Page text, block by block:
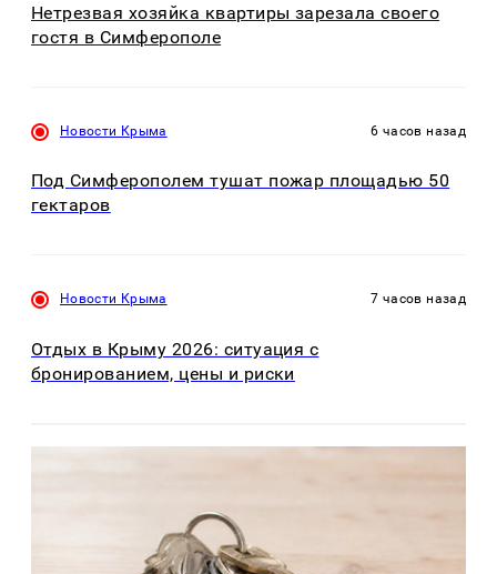
Нетрезвая хозяйка квартиры зарезала своего
гостя в Симферополе
Новости Крыма 6 часов назад
Под Симферополем тушат пожар площадью 50
гектаров
Новости Крыма 7 часов назад
Отдых в Крыму 2026: ситуация с
бронированием, цены и риски